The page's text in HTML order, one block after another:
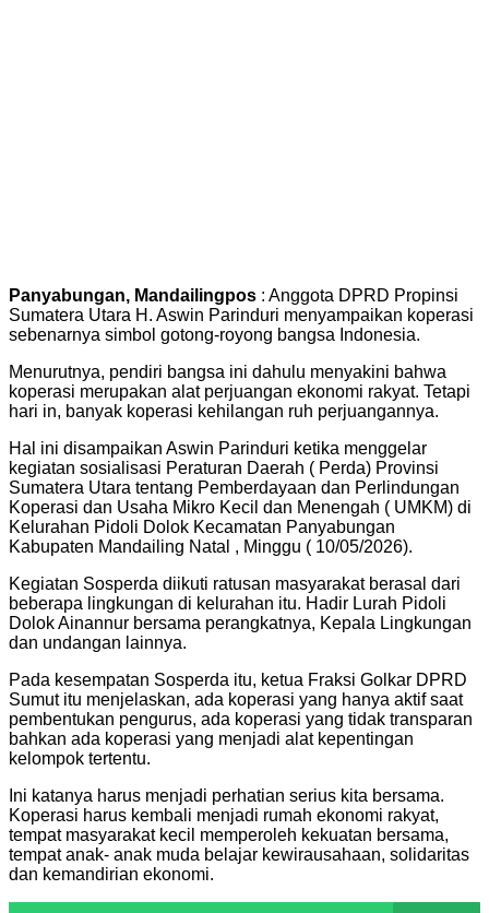
Panyabungan, Mandailingpos : Anggota DPRD Propinsi
Sumatera Utara H. Aswin Parinduri menyampaikan koperasi
sebenarnya simbol gotong-royong bangsa Indonesia.
Menurutnya, pendiri bangsa ini dahulu menyakini bahwa
koperasi merupakan alat perjuangan ekonomi rakyat. Tetapi
hari in, banyak koperasi kehilangan ruh perjuangannya.
Hal ini disampaikan Aswin Parinduri ketika menggelar
kegiatan sosialisasi Peraturan Daerah ( Perda) Provinsi
Sumatera Utara tentang Pemberdayaan dan Perlindungan
Koperasi dan Usaha Mikro Kecil dan Menengah ( UMKM) di
Kelurahan Pidoli Dolok Kecamatan Panyabungan
Kabupaten Mandailing Natal , Minggu ( 10/05/2026).
Kegiatan Sosperda diikuti ratusan masyarakat berasal dari
beberapa lingkungan di kelurahan itu. Hadir Lurah Pidoli
Dolok Ainannur bersama perangkatnya, Kepala Lingkungan
dan undangan lainnya.
Pada kesempatan Sosperda itu, ketua Fraksi Golkar DPRD
Sumut itu menjelaskan, ada koperasi yang hanya aktif saat
pembentukan pengurus, ada koperasi yang tidak transparan
bahkan ada koperasi yang menjadi alat kepentingan
kelompok tertentu.
Ini katanya harus menjadi perhatian serius kita bersama.
Koperasi harus kembali menjadi rumah ekonomi rakyat,
tempat masyarakat kecil memperoleh kekuatan bersama,
tempat anak- anak muda belajar kewirausahaan, solidaritas
dan kemandirian ekonomi.